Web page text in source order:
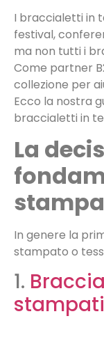
I braccialetti in
festival,
ma non tutti i
Come partner
collezione per
Ecco la nostra
braccialetti in
La
In genere la
stampato o
1.